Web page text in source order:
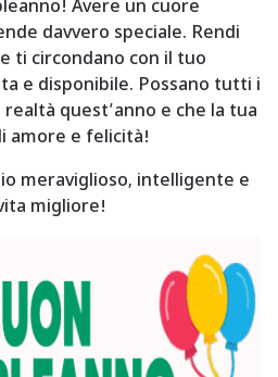
Avere un cuore
davvero speciale. Rendi
ti circondano con il tuo
e disponibile. Possano tutti i
quest’anno e che la tua
amore e felicità!
meraviglioso, intelligente e
migliore!